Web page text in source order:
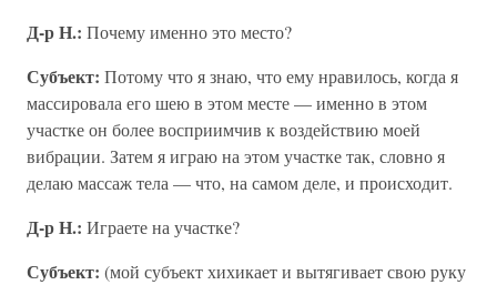
Д-р Н.: Почему именно это место?
Субъект: Потому что я знаю, что ему нравилось, когда я
массировала его шею в этом месте — именно в этом
участке он более восприимчив к воздействию моей
вибрации. Затем я играю на этом участке так, словно я
делаю массаж тела — что, на самом деле, и происходит.
Д-р Н.: Играете на участке?
Субъект: (мой субъект хихикает и вытягивает свою руку